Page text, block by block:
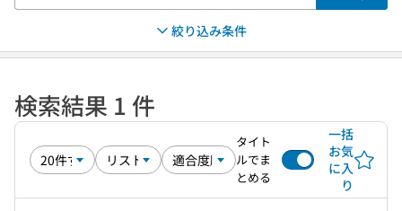
絞り込み条件
検索結果 1 件
タイト
ルでま
とめる
一括
お気
に入
り